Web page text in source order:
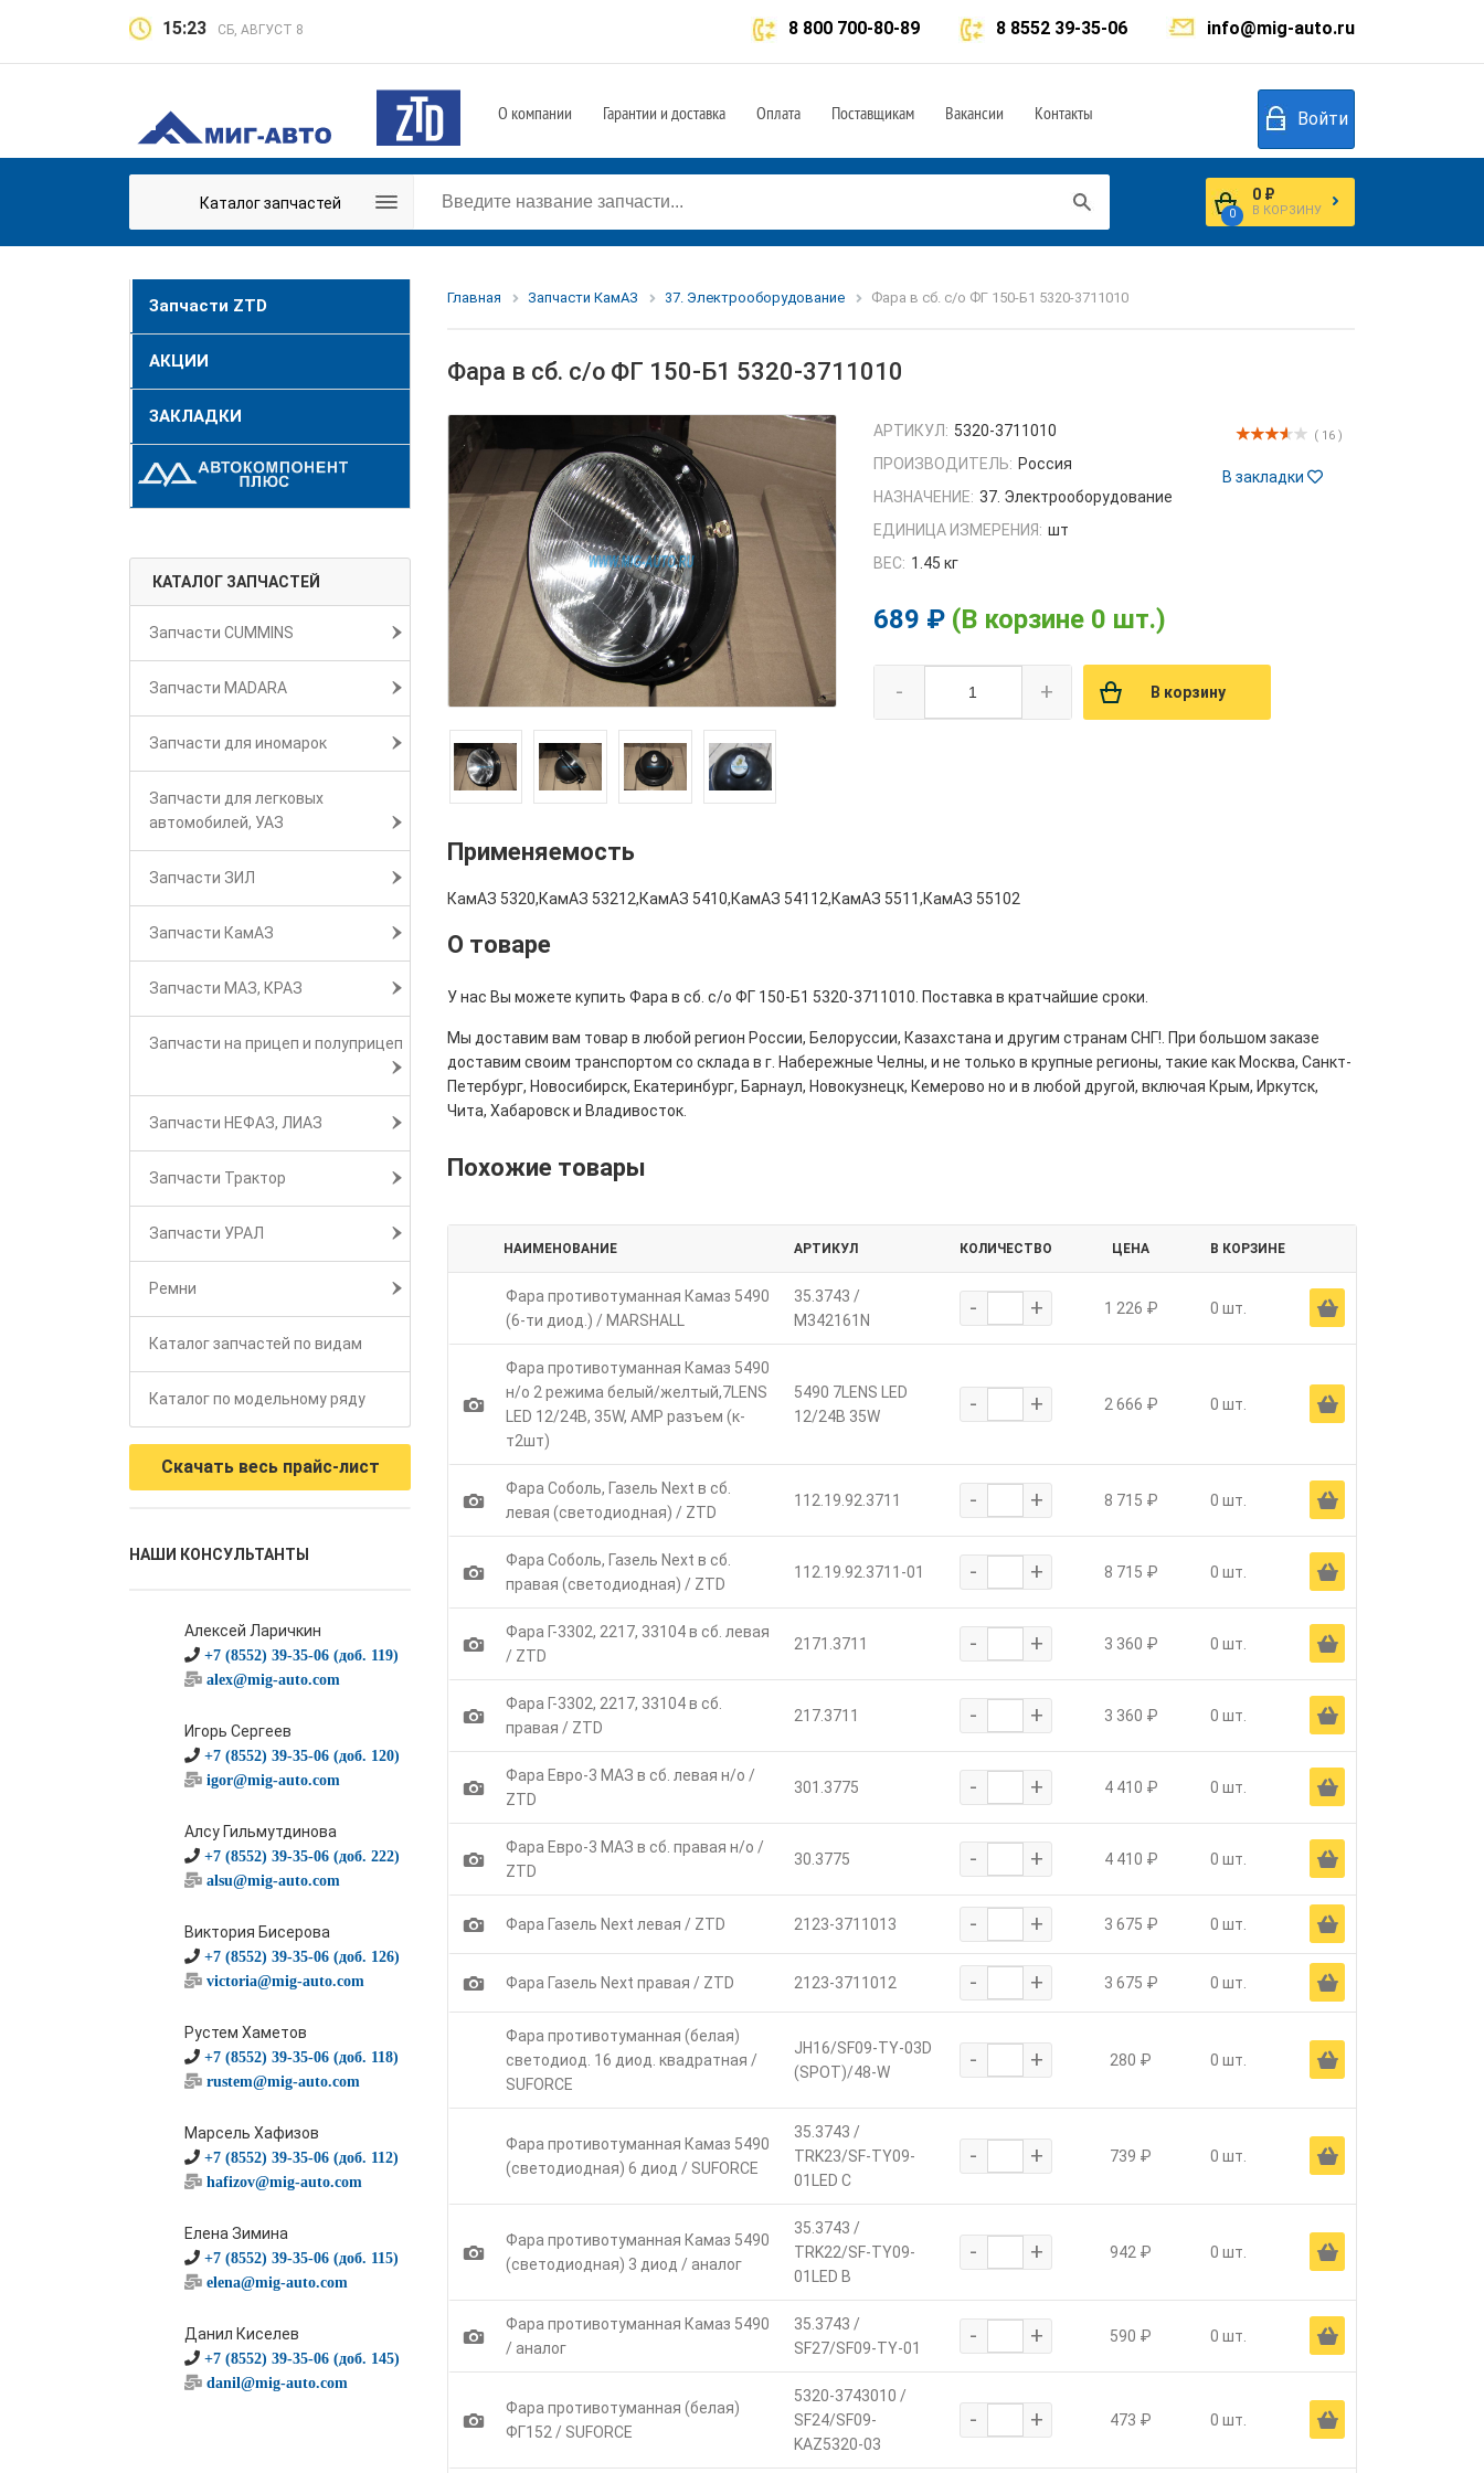
15:23 СБ, АВГУСТ 8 info@mig-auto.ru
8 8552 39-35-06
8 800 700-80-89
О компании Гарантии и доставка Оплата Поставщикам Вакансии Контакты Войти
Каталог запчастей
0
0 ₽
В КОРЗИНУ
Запчасти ZTD
АКЦИИ
ЗАКЛАДКИ
КАТАЛОГ ЗАПЧАСТЕЙ
Запчасти CUMMINS
Запчасти MADARA
Запчасти для иномарок
Запчасти для легковых
автомобилей, УАЗ
Запчасти ЗИЛ
Запчасти КамАЗ
Запчасти МАЗ, КРАЗ
Запчасти на прицеп и полуприцеп
Запчасти НЕФАЗ, ЛИАЗ
Запчасти Трактор
Запчасти УРАЛ
Ремни
Каталог запчастей по видам
Каталог по модельному ряду
Скачать весь прайс-лист
НАШИ КОНСУЛЬТАНТЫ
Алексей Ларичкин
+7 (8552) 39-35-06 (доб. 119)
alex@mig-auto.com
Игорь Сергеев
+7 (8552) 39-35-06 (доб. 120)
igor@mig-auto.com
Алсу Гильмутдинова
+7 (8552) 39-35-06 (доб. 222)
alsu@mig-auto.com
Виктория Бисерова
+7 (8552) 39-35-06 (доб. 126)
victoria@mig-auto.com
Рустем Хаметов
+7 (8552) 39-35-06 (доб. 118)
rustem@mig-auto.com
Марсель Хафизов
+7 (8552) 39-35-06 (доб. 112)
hafizov@mig-auto.com
Елена Зимина
+7 (8552) 39-35-06 (доб. 115)
elena@mig-auto.com
Данил Киселев
+7 (8552) 39-35-06 (доб. 145)
danil@mig-auto.com
Главная Запчасти КамАЗ 37. Электрооборудование Фара в сб. с/о ФГ 150-Б1 5320-3711010
Фара в сб. с/о ФГ 150-Б1 5320-3711010
( 16 )
В закладки
АРТИКУЛ: 5320-3711010
ПРОИЗВОДИТЕЛЬ: Россия
НАЗНАЧЕНИЕ: 37. Электрооборудование
ЕДИНИЦА ИЗМЕРЕНИЯ: шт
ВЕС: 1.45 кг
689 ₽ (В корзине 0 шт.)
- + В корзину
Применяемость
КамАЗ 5320,КамАЗ 53212,КамАЗ 5410,КамАЗ 54112,КамАЗ 5511,КамАЗ 55102
О товаре
У нас Вы можете купить Фара в сб. с/о ФГ 150-Б1 5320-3711010. Поставка в кратчайшие сроки.
Мы доставим вам товар в любой регион России, Белоруссии, Казахстана и другим странам СНГ!. При большом заказе
доставим своим транспортом со склада в г. Набережные Челны, и не только в крупные регионы, такие как Москва, Санкт-
Петербург, Новосибирск, Екатеринбург, Барнаул, Новокузнецк, Кемерово но и в любой другой, включая Крым, Иркутск,
Чита, Хабаровск и Владивосток.
Похожие товары
НАИМЕНОВАНИЕ АРТИКУЛ КОЛИЧЕСТВО ЦЕНА В КОРЗИНЕ
Фара противотуманная Камаз 5490
(6-ти диод.) / MARSHALL
35.3743 /
M342161N
- + 1 226 ₽ 0 шт. Ä
1
Фара противотуманная Камаз 5490
н/о 2 режима белый/желтый,7LENS
LED 12/24В, 35W, АМР разъем (к-
т2шт)
5490 7LENS LED
12/24В 35W
- + 2 666 ₽ 0 шт. Ä
1
Фара Соболь, Газель Next в сб.
левая (светодиодная) / ZTD
112.19.92.3711 - + 8 715 ₽ 0 шт. Ä
1
Фара Соболь, Газель Next в сб.
правая (светодиодная) / ZTD
112.19.92.3711-01 - + 8 715 ₽ 0 шт. Ä
1
Фара Г-3302, 2217, 33104 в сб. левая
/ ZTD
2171.3711 - + 3 360 ₽ 0 шт. Ä
1
Фара Г-3302, 2217, 33104 в сб.
правая / ZTD
217.3711 - + 3 360 ₽ 0 шт. Ä
1
Фара Евро-3 МАЗ в сб. левая н/о /
ZTD
301.3775 - + 4 410 ₽ 0 шт. Ä
1
Фара Евро-3 МАЗ в сб. правая н/о /
ZTD
30.3775 - + 4 410 ₽ 0 шт. Ä
1 Фара Газель Next левая / ZTD 2123-3711013 - + 3 675 ₽ 0 шт. Ä
1 Фара Газель Next правая / ZTD 2123-3711012 - + 3 675 ₽ 0 шт. Ä
Фара противотуманная (белая)
светодиод. 16 диод. квадратная /
SUFORCE
JH16/SF09-TY-03D
(SPOT)/48-W
- + 280 ₽ 0 шт. Ä
Фара противотуманная Камаз 5490
(светодиодная) 6 диод / SUFORCE
35.3743 /
TRK23/SF-TY09-
01LED С
- + 739 ₽ 0 шт. Ä
1
Фара противотуманная Камаз 5490
(светодиодная) 3 диод / аналог
35.3743 /
TRK22/SF-TY09-
01LED B
- + 942 ₽ 0 шт. Ä
1
Фара противотуманная Камаз 5490
/ аналог
35.3743 /
SF27/SF09-TY-01
- + 590 ₽ 0 шт. Ä
1
Фара противотуманная (белая)
ФГ152 / SUFORCE
5320-3743010 /
SF24/SF09-
KAZ5320-03
- + 473 ₽ 0 шт. Ä